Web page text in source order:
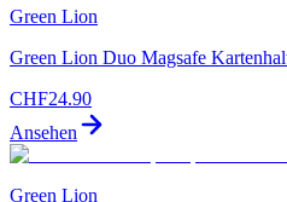
Green Lion
Green Lion Duo Magsafe
CHF24.90
Ansehen
Green Lion